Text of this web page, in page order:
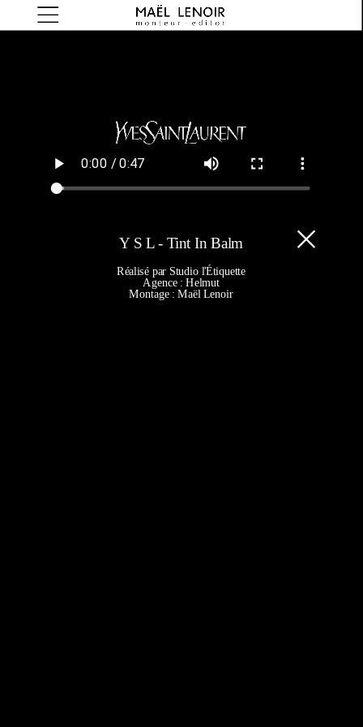
Y S L - Tint In Balm
Réalisé par Studio l'Étiquette
Agence : Helmut
Montage : Maël Lenoir